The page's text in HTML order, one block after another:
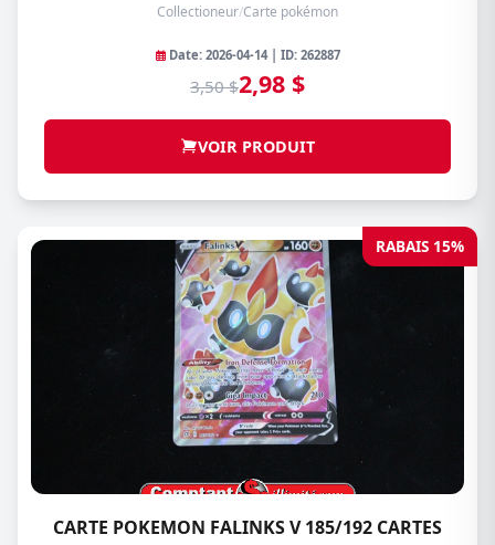
Collectioneur/Carte pokémon
Date: 2026-04-14 | ID: 262887
3,50 $2,98 $
VOIR PRODUIT
RABAIS 15%
CARTE POKEMON FALINKS V 185/192 CARTES